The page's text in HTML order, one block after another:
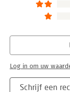
Schrijf een
Log in om uw